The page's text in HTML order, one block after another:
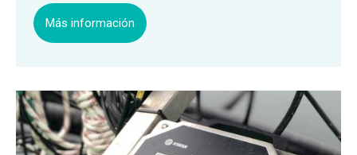
Más información